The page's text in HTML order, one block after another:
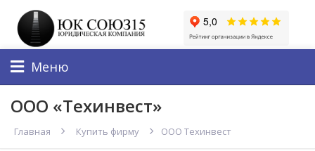
Меню
ООО «Техинвест»
Главная Купить фирму ООО Техинвест